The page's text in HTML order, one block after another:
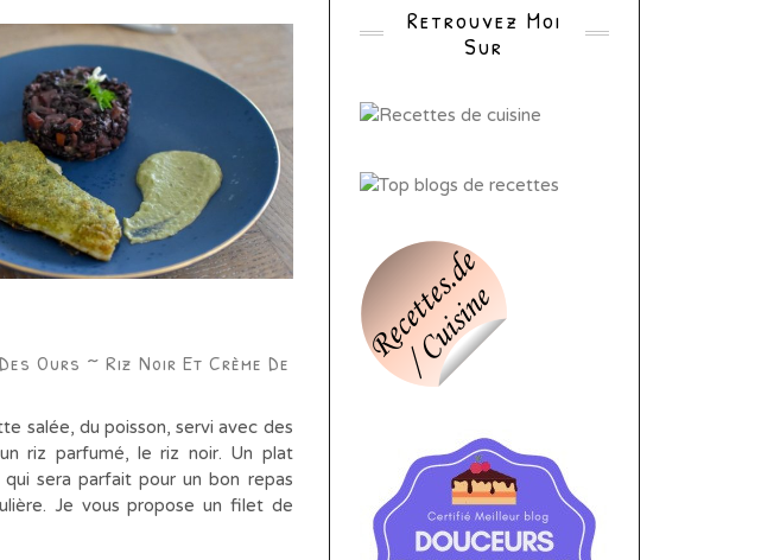
Ours ~ Riz Noir Et Crème De
salée, du poisson, servi avec des
riz parfumé, le riz noir. Un plat
sera parfait pour un bon repas
Je vous propose un filet de
Retrouvez Moi
Sur